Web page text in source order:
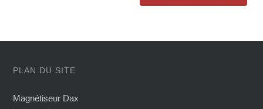
PLAN DU SITE
Magnétiseur Dax